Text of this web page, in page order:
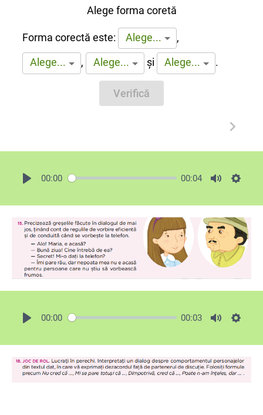
Alege forma coretă
Forma corectă este: Alege... ,
Alege... , Alege... și Alege... .
Verifică
00:00 00:04
00:00 00:03